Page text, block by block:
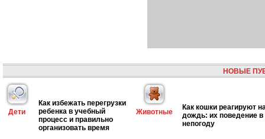
НОВЫЕ
Дети
Как избежать перегрузки
ребенка в учебный
процесс и правильно
организовать время
Животные
Как кошки реагируют
дождь: их поведение в
непогоду